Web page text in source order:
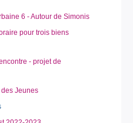
6 - Autour de Simonis
pour trois biens
- projet de
Jeunes